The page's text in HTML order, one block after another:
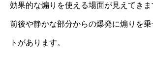
効果的な煽りを使える場面が見えてき
前後や静かな部分からの爆発に煽りを
トがあります。